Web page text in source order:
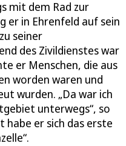
mit dem Rad zur
er in Ehrenfeld auf sein
seiner
des Zivildienstes war
er Menschen, die aus
worden waren und
wurden. „Da war ich
unterwegs“, so
habe er sich das erste